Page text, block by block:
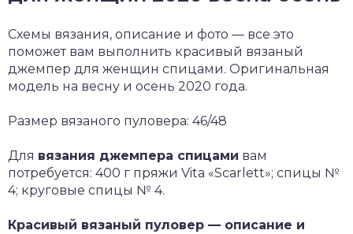
Схемы вязания, описание и фото — все это
поможет вам выполнить красивый вязаный
джемпер для женщин спицами. Оригинальная
модель на весну и осень 2020 года.
Размер вязаного пуловера: 46/48
Для вязания джемпера спицами вам
потребуется: 400 г пряжи Vita «Scarlett»; спицы №
4; круговые спицы № 4.
Красивый вязаный пуловер — описание и